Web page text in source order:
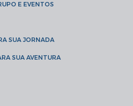
E EVENTOS
SUA JORNADA
SUA AVENTURA